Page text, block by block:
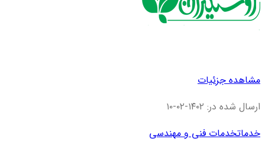
مشاهده جزئیات
ارسال شده در: ۱۴۰۲-۰۲-۱۰
خدماتخدمات فنی و مهندسی